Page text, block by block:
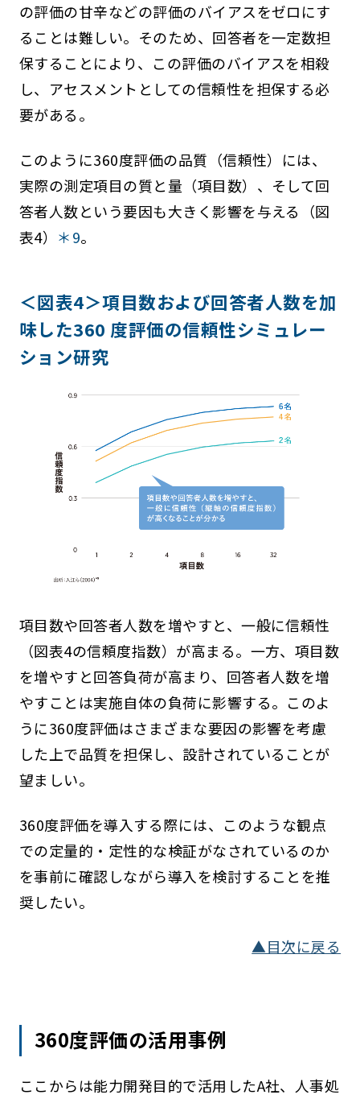
の評価の甘辛などの評価のバイアスをゼロにす
ることは難しい。そのため、回答者を一定数担
保することにより、この評価のバイアスを相殺
し、アセスメントとしての信頼性を担保する必
要がある。
このように360度評価の品質（信頼性）には、
実際の測定項目の質と量（項目数）、そして回
答者人数という要因も大きく影響を与える（図
表4） ＊9。
＜図表4＞項目数および回答者人数を加
味した360 度評価の信頼性シミュレー
ション研究
項目数や回答者人数を増やすと、一般に信頼性
（図表4の信頼度指数）が高まる。一方、項目数
を増やすと回答負荷が高まり、回答者人数を増
やすことは実施自体の負荷に影響する。このよ
うに360度評価はさまざまな要因の影響を考慮
した上で品質を担保し、設計されていることが
望ましい。
360度評価を導入する際には、このような観点
での定量的・定性的な検証がなされているのか
を事前に確認しながら導入を検討することを推
奨したい。
▲目次に戻る
360度評価の活用事例
ここからは能力開発目的で活用したA社、人事処